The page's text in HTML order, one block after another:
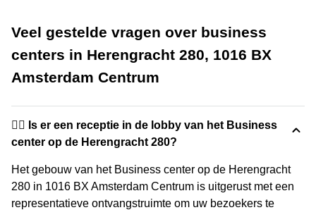
Veel gestelde vragen over business
centers in Herengracht 280, 1016 BX
Amsterdam Centrum
🙋‍♀️ Is er een receptie in de lobby van het Business
center op de Herengracht 280?
Het gebouw van het Business center op de Herengracht
280 in 1016 BX Amsterdam Centrum is uitgerust met een
representatieve ontvangstruimte om uw bezoekers te